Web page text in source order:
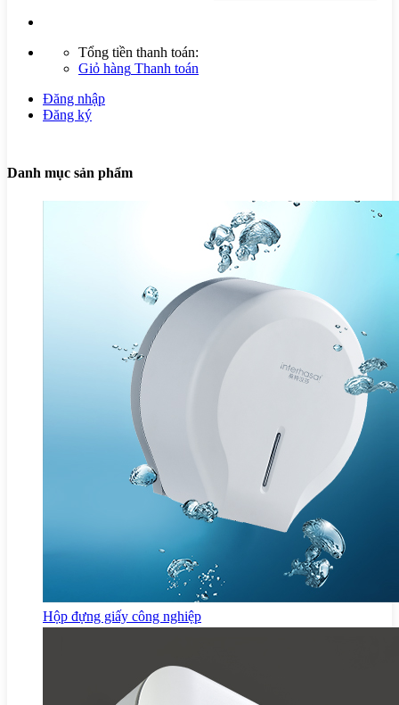
Tổng tiền thanh toán:
Giỏ hàng Thanh toán
Đăng nhập
Đăng ký
Danh mục sản phẩm
Hộp đựng giấy công nghiệp